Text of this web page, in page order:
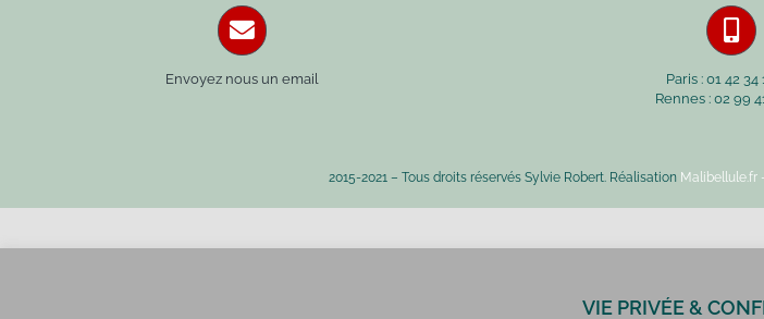
Envoyez nous un email
Paris : 01 42 34
Rennes : 02 99
2015-2021 – Tous droits réservés Sylvie Robert. Réalisation Malibellule.fr
VIE PRIVÉE &